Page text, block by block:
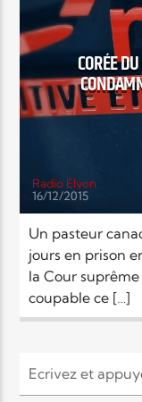
Elyon
CORÉE
Radio Elyon
16/12/2015
Un pasteur
jours en prison
la Cour
coupable ce […]